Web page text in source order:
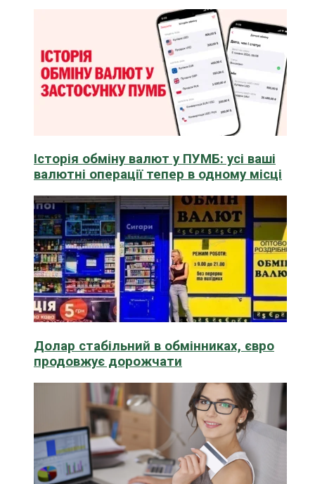
Історія обміну валют у ПУМБ: усі ваші
валютні операції тепер в одному місці
Долар стабільний в обмінниках, євро
продовжує дорожчати